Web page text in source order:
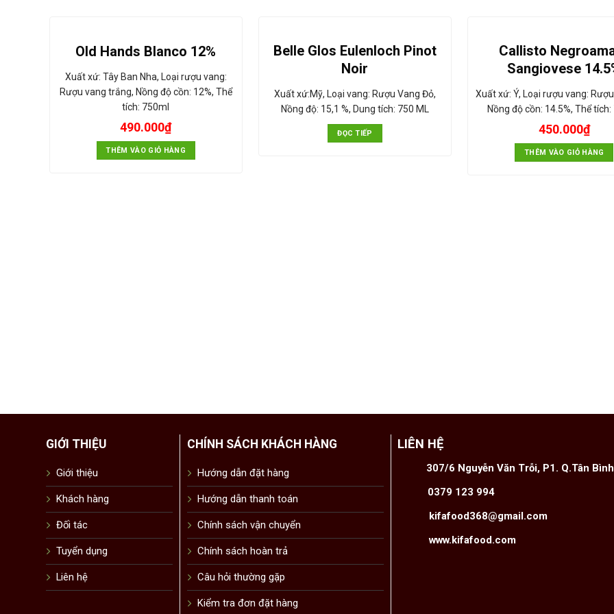
Old Hands Blanco 12%
Xuất xứ: Tây Ban Nha, Loại rượu vang:
Rượu vang trắng, Nồng độ cồn: 12%, Thể
tích: 750ml
490.000₫
THÊM VÀO GIỎ HÀNG
Belle Glos Eulenloch Pinot
Noir
Xuất xứ:Mỹ, Loại vang: Rượu Vang Đỏ,
Nồng độ: 15,1 %, Dung tích: 750 ML
ĐỌC TIẾP
Callisto
Sangiovese
Xuất xứ: Ý, Loại rượu vang:
Nồng độ cồn: 14.5%, Thể tích:
450.000₫
THÊM VÀO GIỎ HÀNG
GIỚI THIỆU
Giới thiệu
Khách hàng
Đối tác
Tuyển dụng
Liên hệ
CHÍNH SÁCH KHÁCH HÀNG
Hướng dẫn đặt hàng
Hướng dẫn thanh toán
Chính sách vận chuyển
Chính sách hoàn trả
Câu hỏi thường gặp
Kiểm tra đơn đặt hàng
LIÊN HỆ
307/6 Nguyễn Văn Trỗi, P1. Q.Tân
0379 123 994
kifafood368@gmail.com
www.kifafood.com